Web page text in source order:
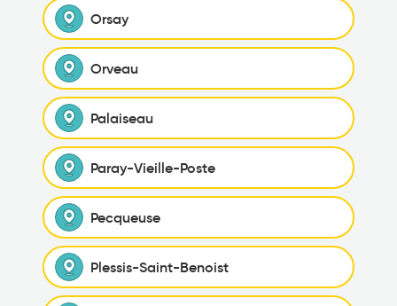
Orsay
Orveau
Palaiseau
Paray-Vieille-Poste
Pecqueuse
Plessis-Saint-Benoist